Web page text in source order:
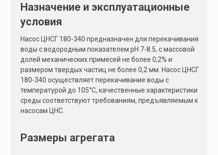
Назначение и эксплуатационные
условия
Насос ЦНСГ 180-340 предназначен для перекачивания
воды с водородным показателем pH 7-8.5, с массовой
долей механических примесей не более 0,2% и
размером твердых частиц не более 0,2 мм. Насос ЦНСГ
180-340 осуществляет перекачивание воды с
температурой до 105°C, качественные характеристики
среды соответствуют требованиям, предъявляемым к
насосам ЦНС.
Размеры агрегата